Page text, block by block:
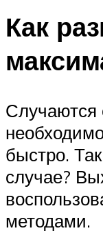
Как
Случаются
быстро.
случае?
методами.